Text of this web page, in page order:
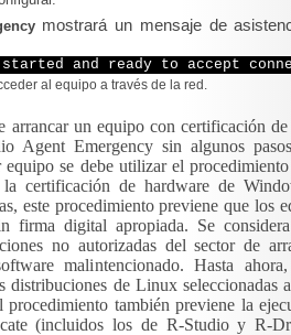
mostrará un mensaje de
and ready to accept
al equipo a través de la red.
arrancar un equipo con certificación
Agent Emergency sin algunos
equipo se debe utilizar el
certificación de hardware de
este procedimiento previene que los
firma digital apropiada. Se
no autorizadas del sector de
malintencionado. Hasta
de Linux seleccionadas
procedimiento también previene la
(incluidos los de R-Studio y R-